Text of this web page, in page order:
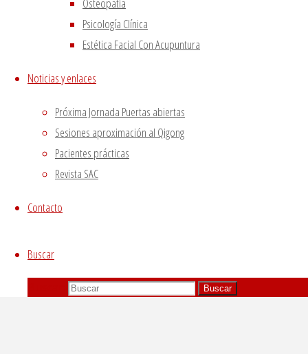
Psicología Clínica
Estética Facial Con Acupuntura
Noticias y enlaces
Próxima Jornada Puertas abiertas
Sesiones aproximación al Qigong
Pacientes prácticas
Revista SAC
Contacto
Buscar
Buscar
GUARDAR Y ACEPTAR